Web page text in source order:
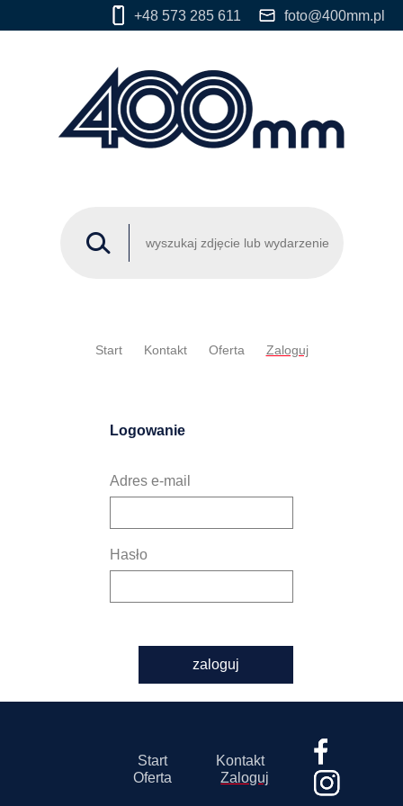
+48 573 285 611 foto@400mm.pl
Start Kontakt Oferta Zaloguj
Logowanie
Adres e-mail
Hasło
zaloguj
Start
Kontakt
Oferta
Zaloguj